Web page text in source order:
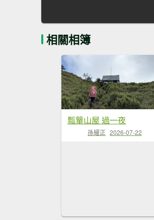
相關相簿
瓢簞山屋 過一夜
孫耀正 2026-07-22